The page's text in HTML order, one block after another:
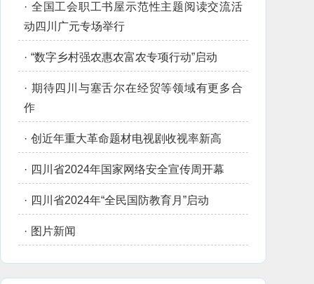
· 全国工会职工书屋示范性主题阅读交流活
动四川广元专场举行
· “数字乡村强农惠农富农专项行动”启动
· 期待四川与塞舌尔在经贸等领域有更多合
作
· 创近年重大革命题材电视剧收视率新高
· 四川省2024年国家网络安全宣传周开幕
· 四川省2024年“全民国防教育月”启动
· 图片新闻